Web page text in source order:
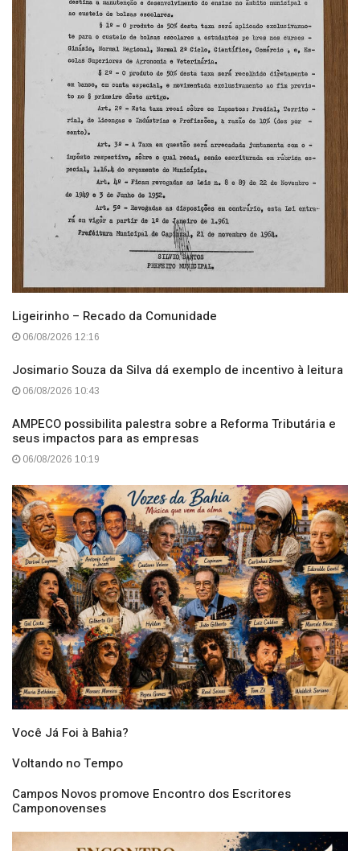
​Ligeirinho – Recado da Comunidade
Josimario Souza da Silva dá exemplo de incentivo à leitura
06/08/2026 10:43
AMPECO possibilita palestra sobre a Reforma Tributária e
seus impactos para as empresas
06/08/2026 10:19
Você Já Foi à Bahia?